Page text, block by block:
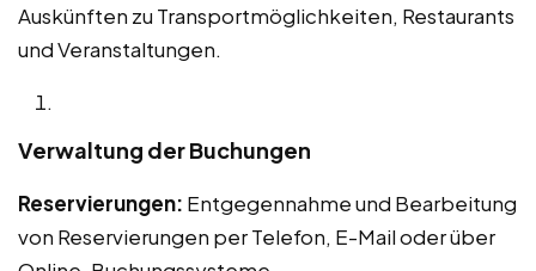
Auskünften zu Transportmöglichkeiten, Restaurants
und Veranstaltungen.
Verwaltung der Buchungen
Reservierungen: Entgegennahme und Bearbeitung
von Reservierungen per Telefon, E-Mail oder über